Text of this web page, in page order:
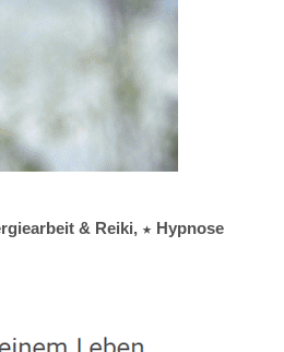
& Reiki, ★ Hypnose